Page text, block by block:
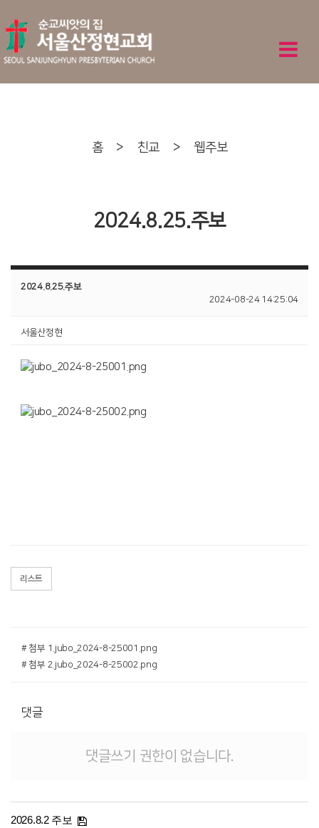
홈 > 친교 > 웹주보
2024.8.25.주보
2024.8.25.주보
2024-08-24 14:25:04
서울산정현
리스트
# 첨부 1.jubo_2024-8-25001.png
# 첨부 2.jubo_2024-8-25002.png
댓글
댓글쓰기 권한이 없습니다.
2026.8.2 주보